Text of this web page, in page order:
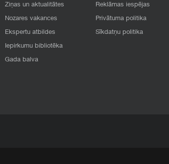
Ziņas un aktualitātes
Nozares vakances
Ekspertu atbildes
Iepirkumu bibliotēka
Gada balva
Reklāmas iespējas
Privātuma politika
Sīkdatņu politika